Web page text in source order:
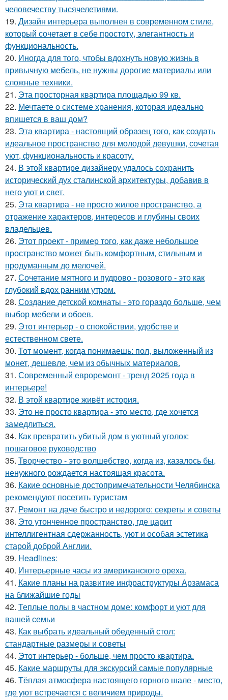
человечеству тысячелетиями.
19. Дизайн интерьера выполнен в современном стиле,
который сочетает в себе простоту, элегантность и
функциональность.
20. Иногда для того, чтобы вдохнуть новую жизнь в
привычную мебель, не нужны дорогие материалы или
сложные техники.
21. Эта просторная квартира площадью 99 кв.
22. Мечтаете о системе хранения, которая идеально
впишется в ваш дом?
23. Эта квартира - настоящий образец того, как создать
идеальное пространство для молодой девушки, сочетая
уют, функциональность и красоту.
24. В этой квартире дизайнеру удалось сохранить
исторический дух сталинской архитектуры, добавив в
него уют и свет.
25. Эта квартира - не просто жилое пространство, а
отражение характеров, интересов и глубины своих
владельцев.
26. Этот проект - пример того, как даже небольшое
пространство может быть комфортным, стильным и
продуманным до мелочей.
27. Сочетание мятного и пудрово - розового - это как
глубокий вдох ранним утром.
28. Создание детской комнаты - это гораздо больше, чем
выбор мебели и обоев.
29. Этот интерьер - о спокойствии, удобстве и
естественном свете.
30. Тот момент, когда понимаешь: пол, выложенный из
монет, дешевле, чем из обычных материалов.
31. Современный евроремонт - тренд 2025 года в
интерьере!
32. В этой квартире живёт история.
33. Это не просто квартира - это место, где хочется
замедлиться.
34. Как превратить убитый дом в уютный уголок:
пошаговое руководство
35. Творчество - это волшебство, когда из, казалось бы,
ненужного рождается настоящая красота.
36. Какие основные достопримечательности Челябинска
рекомендуют посетить туристам
37. Ремонт на даче быстро и недорого: секреты и советы
38. Это утонченное пространство, где царит
интеллигентная сдержанность, уют и особая эстетика
старой доброй Англии.
39. Headlines:
40. Интерьерные часы из американского ореха.
41. Какие планы на развитие инфраструктуры Арзамаса
на ближайшие годы
42. Теплые полы в частном доме: комфорт и уют для
вашей семьи
43. Как выбрать идеальный обеденный стол:
стандартные размеры и советы
44. Этот интерьер - больше, чем просто квартира.
45. Какие маршруты для экскурсий самые популярные
46. Тёплая атмосфера настоящего горного шале - место,
где уют встречается с величием природы.